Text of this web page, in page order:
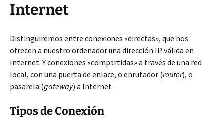
Internet
Distinguiremos entre conexiones «directas», que nos
ofrecen a nuestro ordenador una dirección IP válida en
Internet. Y conexiones «compartidas» a través de una red
local, con una puerta de enlace, o enrutador (router), o
pasarela (gateway) a Internet.
Tipos de Conexión